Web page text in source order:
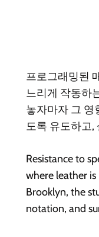
프로그래밍된
느리게 작동하
놓자마자 그 영
도록 유도하고,
Resistance to
where leather
Brooklyn, the
notation, and